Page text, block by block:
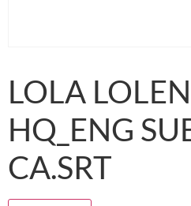
LOLA
HQ_ENG
CA.SRT